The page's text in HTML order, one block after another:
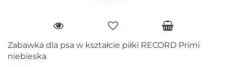
Zabawka dla psa w kształcie piłki RECORD Primi
niebieska